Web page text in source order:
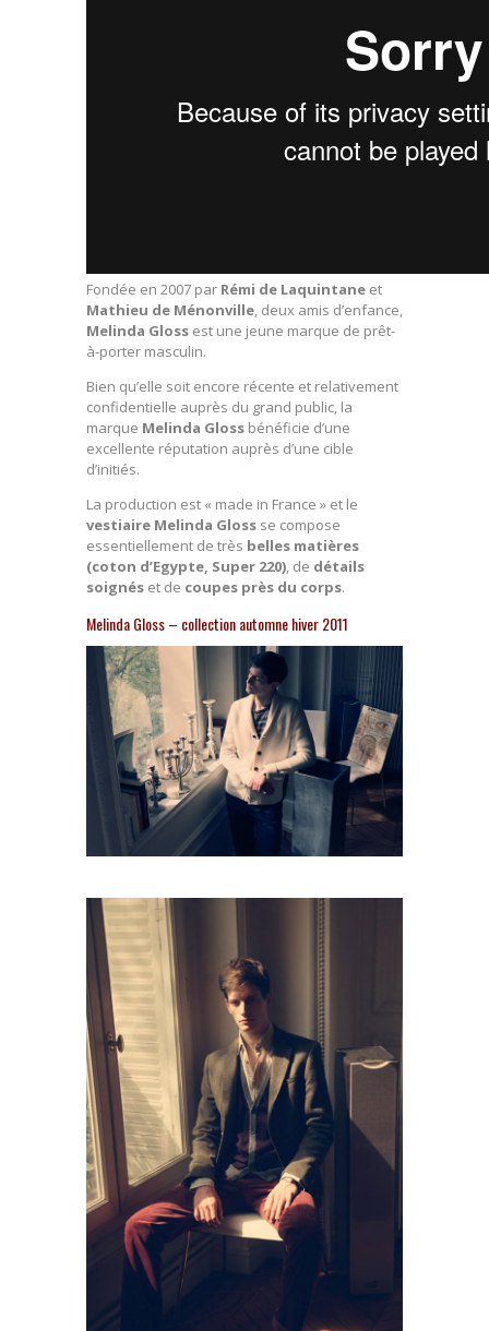
Fondée en 2007 par Rémi de Laquintane et
Mathieu de Ménonville, deux amis d’enfance,
Melinda Gloss est une jeune marque de prêt-
à-porter masculin.
Bien qu’elle soit encore récente et relativement
confidentielle auprès du grand public, la
marque Melinda Gloss bénéficie d’une
excellente réputation auprès d’une cible
d’initiés.
La production est « made in France » et le
vestiaire Melinda Gloss se compose
essentiellement de très belles matières
(coton d’Egypte, Super 220), de détails
soignés et de coupes près du corps.
Melinda Gloss – collection automne hiver 2011